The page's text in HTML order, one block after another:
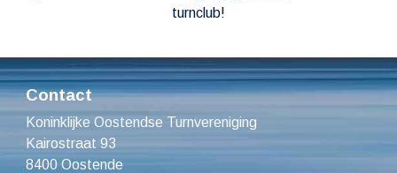
turnclub!
Contact
Koninklijke Oostendse Turnvereniging
Kairostraat 93
8400 Oostende